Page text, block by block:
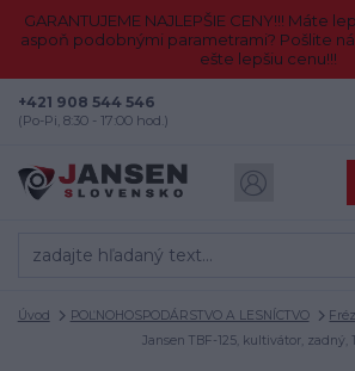
GARANTUJEME NAJLEPŠIE CENY!!! Máte
aspoň podobnými parametrami? Pošlite
ešte lepšiu cenu!!!
+421 908 544 546
(Po-Pi, 8:30 - 17:00 hod.)
Úvod POĽNOHOSPODÁRSTVO A LESNÍCTVO
Jansen TBF-125, kultivátor, zadný,